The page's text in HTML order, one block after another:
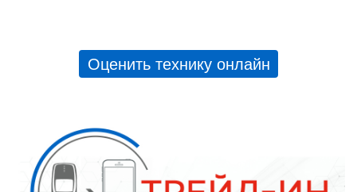
Оценить технику онлайн